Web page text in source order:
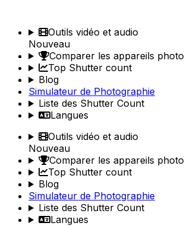
Outils vidéo et audio
Nouveau
Comparer les appareils photo
Top Shutter count
Blog
Simulateur de Photographie
Liste des Shutter Count
Langues
Outils vidéo et audio
Nouveau
Comparer les appareils photo
Top Shutter count
Blog
Simulateur de Photographie
Liste des Shutter Count
Langues